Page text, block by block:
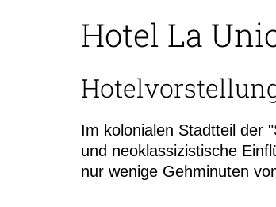
Hotel La
Im kolonialen Stadtteil der
und neoklassizistische
nur wenige Gehminuten